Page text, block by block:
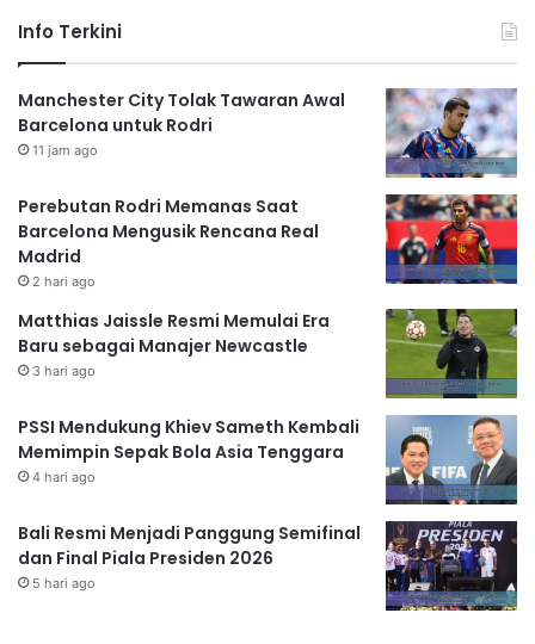
Info Terkini
Manchester City Tolak Tawaran Awal
Barcelona untuk Rodri
11 jam ago
Perebutan Rodri Memanas Saat
Barcelona Mengusik Rencana Real
Madrid
2 hari ago
Matthias Jaissle Resmi Memulai Era
Baru sebagai Manajer Newcastle
3 hari ago
PSSI Mendukung Khiev Sameth Kembali
Memimpin Sepak Bola Asia Tenggara
4 hari ago
Bali Resmi Menjadi Panggung Semifinal
dan Final Piala Presiden 2026
5 hari ago